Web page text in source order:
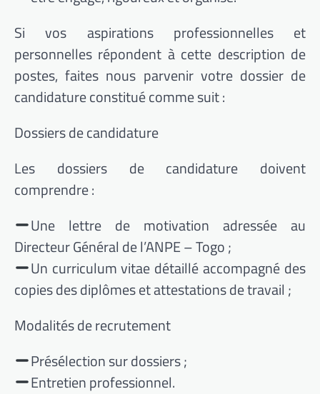
Si vos aspirations professionnelles et
personnelles répondent à cette description de
postes, faites nous parvenir votre dossier de
candidature constitué comme suit :
Dossiers de candidature
Les dossiers de candidature doivent
comprendre :
Une lettre de motivation adressée au
Directeur Général de l’ANPE – Togo ;
Un curriculum vitae détaillé accompagné des
copies des diplômes et attestations de travail ;
Modalités de recrutement
Présélection sur dossiers ;
Entretien professionnel.